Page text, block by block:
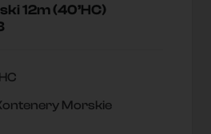
12m (40’HC)
Morskie